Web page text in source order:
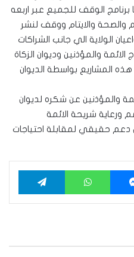
الوقف للجميع عبر اربعه
والايتام ووقف لنشر
الولاية الي جانب الشراكات
والمؤذنين وديوان الزكاة
المشاريع بواسطة الديوان
والمؤذنين عن شكره لديوان
ورعاية شريحة الائمة
دعم حقيقي لمقابلة احتياجات
ماسنجر واتساب